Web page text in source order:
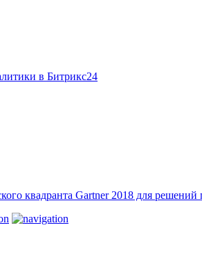
в Битрикс24
квадранта Gartner 2018 для